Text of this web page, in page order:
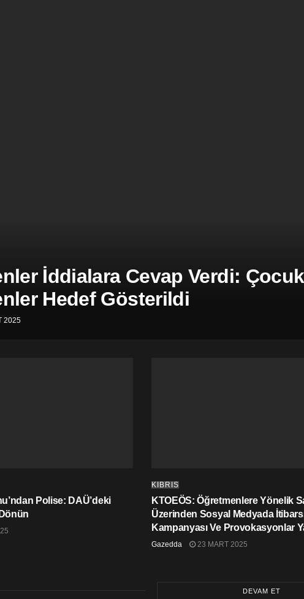
İddialara Cevap Verdi:
Hedef Gösterildi
2025
Polise: DAÜ’deki
KIBRIS
KTOEÖS: Öğretmenlere Yönelik
Üzerinden Sosyal Medyada
Kampanyası Ve Provokasyonlar
Gazedda 23 MART 2025
DEVAM ET